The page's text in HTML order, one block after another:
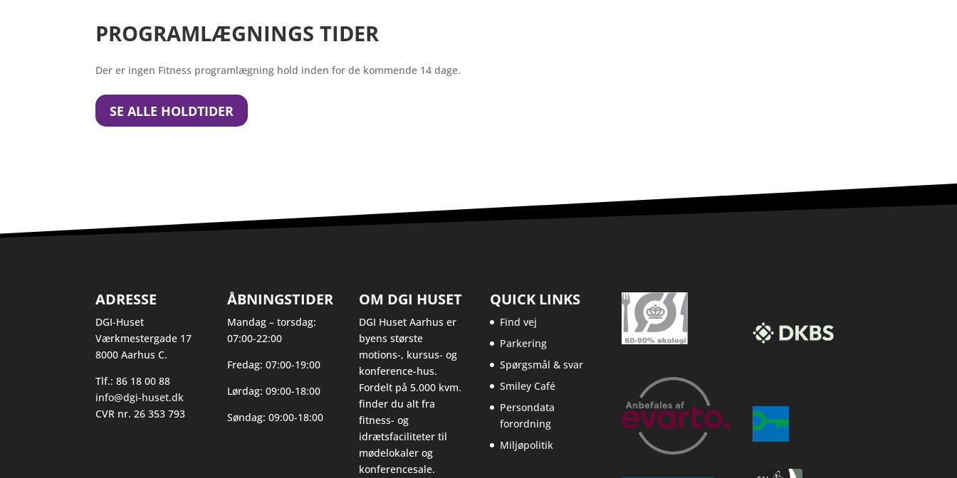
PROGRAMLÆGNINGS TIDER
Der er ingen Fitness programlægning hold inden for de kommende 14 dage.
SE ALLE HOLDTIDER
ADRESSE
DGI-Huset
Værkmestergade 17
8000 Aarhus C.
Tlf.: 86 18 00 88
info@dgi-huset.dk
CVR nr. 26 353 793
ÅBNINGSTIDER
Mandag – torsdag:
07:00-22:00
Fredag: 07:00-19:00
Lørdag: 09:00-18:00
Søndag: 09:00-18:00
OM DGI HUSET
DGI Huset Aarhus er
byens største
motions-, kursus- og
konference-hus.
Fordelt på 5.000 kvm.
finder du alt fra
fitness- og
idrætsfaciliteter til
mødelokaler og
konferencesale.
QUICK LINKS
Find vej
Parkering
Spørgsmål & svar
Smiley Café
Persondata
forordning
Miljøpolitik